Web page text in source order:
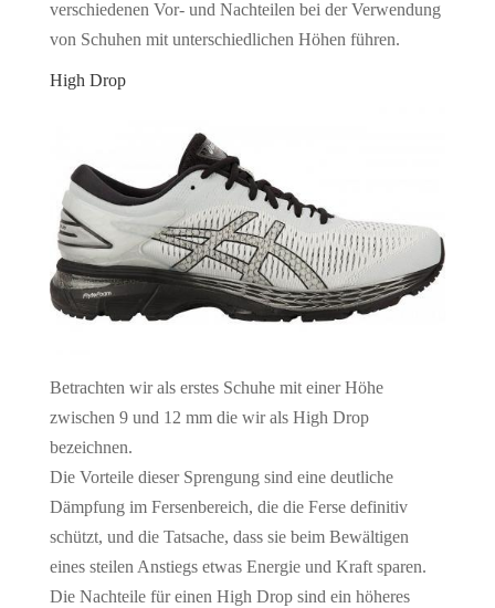
verschiedenen Vor- und Nachteilen bei der Verwendung
von Schuhen mit unterschiedlichen Höhen führen.
High Drop
Betrachten wir als erstes Schuhe mit einer Höhe
zwischen 9 und 12 mm die wir als High Drop
bezeichnen.
Die Vorteile dieser Sprengung sind eine deutliche
Dämpfung im Fersenbereich, die die Ferse definitiv
schützt, und die Tatsache, dass sie beim Bewältigen
eines steilen Anstiegs etwas Energie und Kraft sparen.
Die Nachteile für einen High Drop sind ein höheres